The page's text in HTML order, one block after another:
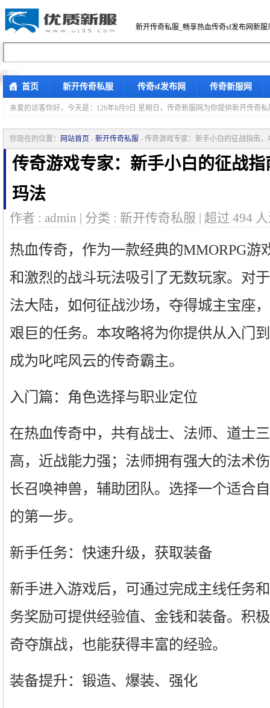
新开传奇私服_畅享热血传奇sf发布网新服
首页 新开传奇私服 传奇sf发布网 传奇新服网
亲爱的访客你好， 今天是：126年8月9日 星期日，传奇新服网为你提供新开传奇
你现在的位置： 网站首页 - 新开传奇私服 - 传奇游戏专家：新手小白的征战指南
传奇游戏专家：新手小白的征战
玛法
作者 : admin | 分类 : 新开传奇私服 | 超过 494
热血传奇，作为一款经典的MMORPG游
和激烈的战斗玩法吸引了无数玩家。对
法大陆，如何征战沙场，夺得城主宝座
艰巨的任务。本攻略将为你提供从入门
成为叱咤风云的传奇霸主。
入门篇：角色选择与职业定位
在热血传奇中，共有战士、法师、道士
高，近战能力强；法师拥有强大的法术
长召唤神兽，辅助团队。选择一个适合
的第一步。
新手任务：快速升级，获取装备
新手进入游戏后，可通过完成主线任务
务奖励可提供经验值、金钱和装备。积
奇夺旗战，也能获得丰富的经验。
装备提升：锻造、爆装、强化